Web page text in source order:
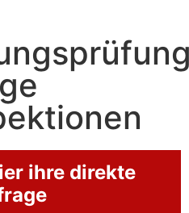
ihre direkte